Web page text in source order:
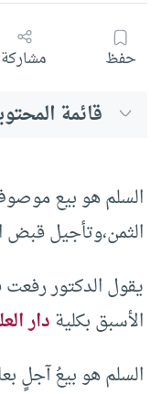
حفظ مشاركة
قائمة
السلم هو بيع
الثمن،وتأجيل قبض
يقول الدكتور
الأسبق بكليةدار
السلم هو بيعُ آجلٍ